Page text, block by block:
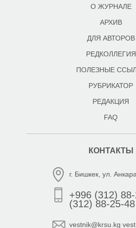
О ЖУРНАЛЕ
АРХИВ
ДЛЯ АВТОРОВ
РЕДКОЛЛЕГИЯ
ПОЛЕЗНЫЕ
РУБРИКАТОР
РЕДАКЦИЯ
FAQ
КОНТАКТЫ
г. Бишкек, ул.
+996 (312)
(312) 88-25-48
vestnik@krsu.kg